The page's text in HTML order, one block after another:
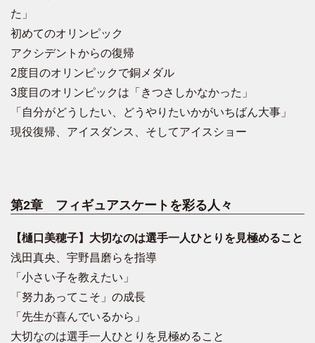
た」
初めてのオリンピック
アクシデントからの復帰
2度目のオリンピックで銅メダル
3度目のオリンピックは「きつさしかなかった」
「自分がどうしたい、どうやりたいかがいちばん大事」
現役復帰、アイスダンス、そしてアイスショー
第2章 フィギュアスケートを彩る人々
【樋口美穂子】大切なのは選手一人ひとりを見極めること
浅田真央、宇野昌磨らを指導
「小さい子を教えたい」
「努力あってこそ」の成長
「先生が喜んでいるから」
大切なのは選手一人ひとりを見極めること